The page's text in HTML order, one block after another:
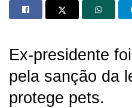
Ex-presidente
pela sanção da
protege pets.